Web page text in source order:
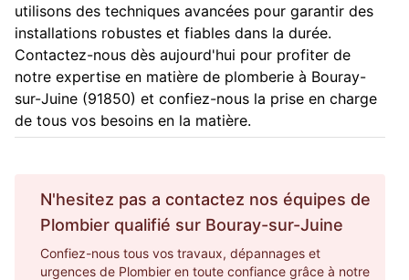
utilisons des techniques avancées pour garantir des
installations robustes et fiables dans la durée.
Contactez-nous dès aujourd'hui pour profiter de
notre expertise en matière de plomberie à Bouray-
sur-Juine (91850) et confiez-nous la prise en charge
de tous vos besoins en la matière.
N'hesitez pas a contactez nos équipes de
Plombier qualifié sur Bouray-sur-Juine
Confiez-nous tous vos travaux, dépannages et
urgences de Plombier en toute confiance grâce à notre